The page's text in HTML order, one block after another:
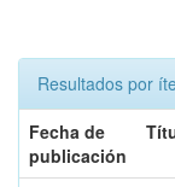
Resultados por
Fecha de
publicación